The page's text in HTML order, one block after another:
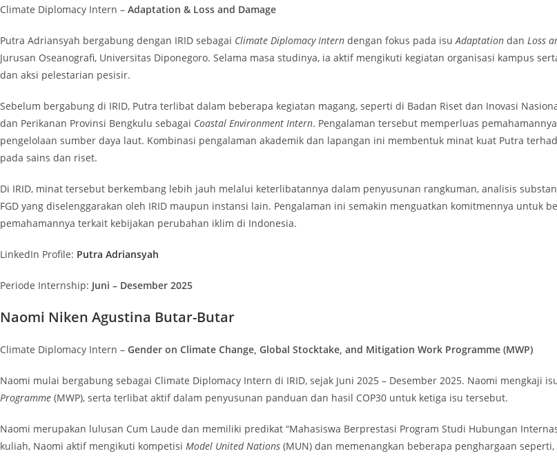
Climate Diplomacy Intern – Adaptation & Loss and Damage
Putra Adriansyah bergabung dengan IRID sebagai Climate Diplomacy Intern dengan fokus pada isuAdaptation dan Loss
Jurusan Oseanografi, Universitas Diponegoro. Selama masa studinya, ia aktif mengikuti kegiatan organisasi kampus
dan aksi pelestarian pesisir.
Sebelum bergabung di IRID, Putra terlibat dalam beberapa kegiatan magang, seperti di Badan Riset dan Inovasi
dan Perikanan Provinsi Bengkulu sebagai Coastal Environment Intern. Pengalaman tersebut memperluas
pengelolaan sumber daya laut. Kombinasi pengalaman akademik dan lapangan ini membentuk minat kuat Putra
pada sains dan riset.
Di IRID, minat tersebut berkembang lebih jauh melalui keterlibatannya dalam penyusunan rangkuman, analisis
FGD yang diselenggarakan oleh IRID maupun instansi lain. Pengalaman ini semakin menguatkan komitmennya
pemahamannya terkait kebijakan perubahan iklim di Indonesia.
LinkedIn Profile: Putra Adriansyah
Periode Internship: Juni – Desember 2025
Naomi Niken Agustina Butar-Butar
Climate Diplomacy Intern – Gender on Climate Change, Global Stocktake, and Mitigation Work Programme (MWP)
Naomi mulai bergabung sebagai Climate Diplomacy Intern di IRID, sejak Juni 2025 – Desember 2025. Naomi mengkaji
Programme (MWP), serta terlibat aktif dalam penyusunan panduan dan hasil COP30 untuk ketiga isu tersebut.
Naomi merupakan lulusan Cum Laude dan memiliki predikat “Mahasiswa Berprestasi Program Studi Hubungan
kuliah, Naomi aktif mengikuti kompetisi Model United Nations (MUN) dan memenangkan beberapa penghargaan seperti,